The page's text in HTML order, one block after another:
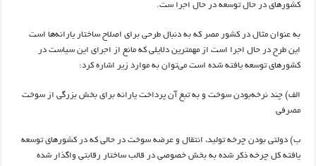
کشورهای در حال توسعه در حال اجرا ست.
به عنوان مثال در کشور مصر که به دنبال طرحی برای اصلاح ساختار یارانه‌ها است
این طرح در حال اجرا است از مهمترین دلایلی که مانع از اجرای این سیاست در
کشورهای توسعه یافته شده است می‌توان به موارد زیر اشاره کرد:
الف) چند نرخه‌بودن سوخت و به تبع آن پرداخت یارانه برای بخش بزرگی از سوخت
مصرفی
ب) دولتی بودن چرخه تولید، انتقال و عرضه سوخت در حالی که در کشورهای توسعه
یافته کل چرخه ذکر شده به بخش خصوصی در قالب ساختار رقابتی واگذار شده